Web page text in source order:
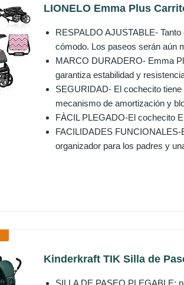
LIONELO Emma Plus
RESPALDO AJUSTABLE-
cómodo. Los paseos serán aún
MARCO DURADERO- Emma
garantiza estabilidad y
SEGURIDAD- El cochecito
mecanismo de amortización y
FÀCIL PLEGADO-El cochecito
FACILIDADES
organizador para los padres y
Kinderkraft TIK Silla de
SILLA DE PASEO PLEGABLE: